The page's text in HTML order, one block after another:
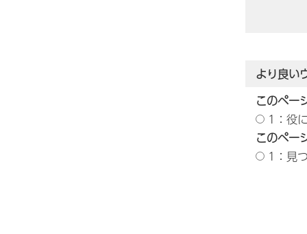
より良い
このペー
1：役
このペー
1：見